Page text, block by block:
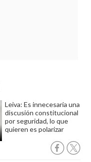
Leiva: Es innecesaria una
discusión constitucional
por seguridad, lo que
quieren es polarizar